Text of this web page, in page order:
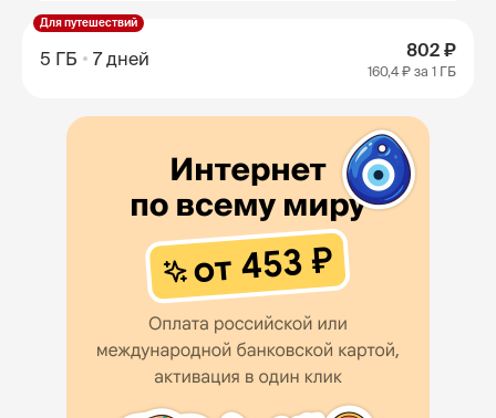
Для путешествий
5 ГБ 7 дней 802 ₽
160,4 ₽ за 1 ГБ